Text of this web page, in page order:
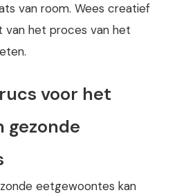
van room. Wees creatief
van het proces van het
voor het
gezonde
eetgewoontes kan